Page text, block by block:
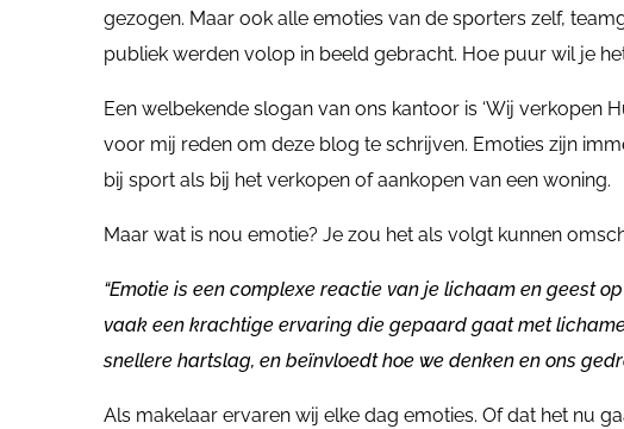
gezogen. Maar ook alle emoties van de sporters zelf,
publiek werden volop in beeld gebracht. Hoe puur wil je
Een welbekende slogan van ons kantoor is ‘Wij verkopen
voor mij reden om deze blog te schrijven. Emoties zijn
bij sport als bij het verkopen of aankopen van een woning.
Maar wat is nou emotie? Je zou het als volgt kunnen
“Emotie is een complexe reactie van je lichaam en geest
vaak een krachtige ervaring die gepaard gaat met
snellere hartslag, en beïnvloedt hoe we denken en ons
Als makelaar ervaren wij elke dag emoties. Of dat het nu